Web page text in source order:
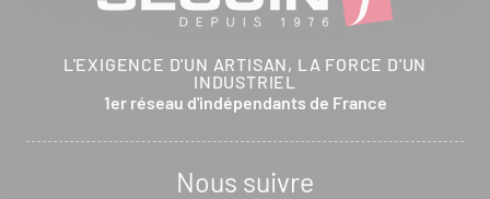
L'EXIGENCE D'UN ARTISAN, LA FORCE D'UN
INDUSTRIEL
1er réseau d'indépendants de France
Nous suivre